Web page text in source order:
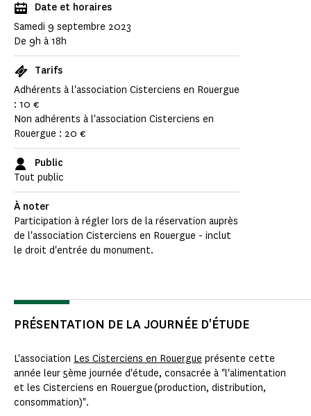
Date et horaires
Samedi 9 septembre 2023
De 9h à 18h
Tarifs
Adhérents à l'association Cisterciens en Rouergue
: 10 €
Non adhérents à l'association Cisterciens en
Rouergue : 20 €
Public
Tout public
À noter
Participation à régler lors de la réservation auprès
de l'association Cisterciens en Rouergue - inclut
le droit d'entrée du monument.
PRÉSENTATION DE LA JOURNÉE D'ÉTUDE
L'association Les Cisterciens en Rouergue présente cette
année leur 5ème journée d'étude, consacrée à "l'alimentation
et les Cisterciens en Rouergue (production, distribution,
consommation)".